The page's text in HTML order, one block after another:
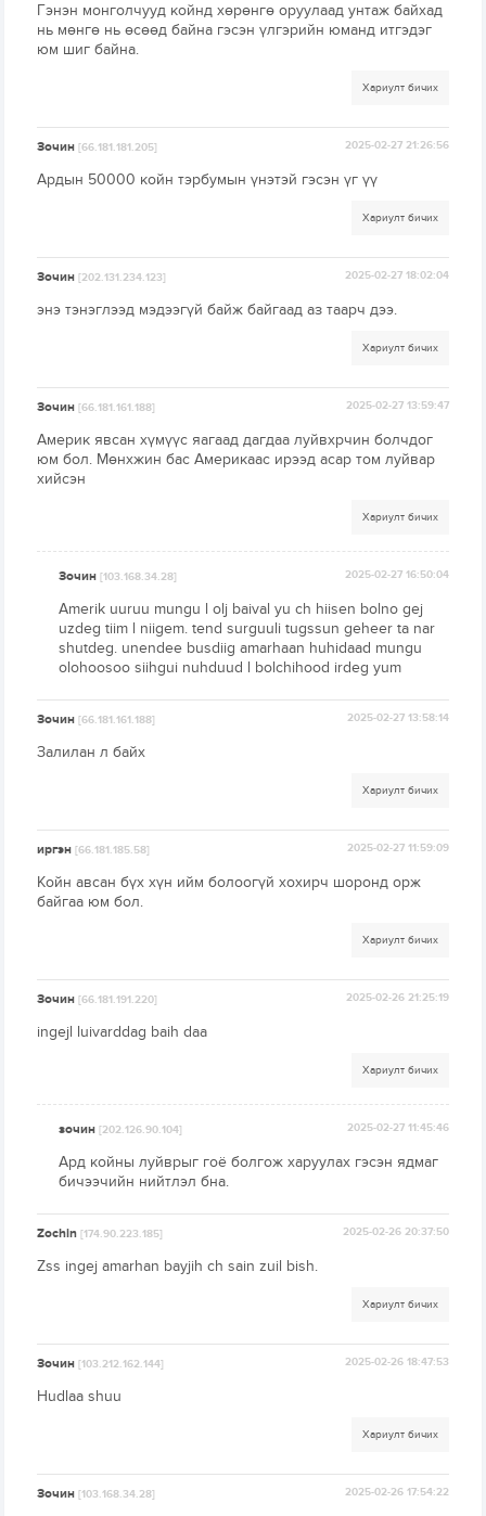
Гэнэн монголчууд койнд хөрөнгө оруулаад унтаж байхад
нь мөнгө нь өсөөд байна гэсэн үлгэрийн юманд итгэдэг
юм шиг байна.
Хариулт бичих
Зочин[66.181.181.205] 2025-02-27 21:26:56
Ардын 50000 койн тэрбумын үнэтэй гэсэн үг үү
Хариулт бичих
Зочин[202.131.234.123] 2025-02-27 18:02:04
энэ тэнэглээд мэдээгүй байж байгаад аз таарч дээ.
Хариулт бичих
Зочин[66.181.161.188] 2025-02-27 13:59:47
Америк явсан хүмүүс яагаад дагдаа луйвхрчин болчдог
юм бол. Мөнхжин бас Америкаас ирээд асар том луйвар
хийсэн
Хариулт бичих
Зочин[103.168.34.28] 2025-02-27 16:50:04
Amerik uuruu mungu l olj baival yu ch hiisen bolno gej
uzdeg tiim l niigem. tend surguuli tugssun geheer ta nar
shutdeg. unendee busdiig amarhaan huhidaad mungu
olohoosoo siihgui nuhduud l bolchihood irdeg yum
Зочин[66.181.161.188] 2025-02-27 13:58:14
Залилан л байх
Хариулт бичих
иргэн[66.181.185.58] 2025-02-27 11:59:09
Койн авсан бүх хүн ийм болоогүй хохирч шоронд орж
байгаа юм бол.
Хариулт бичих
Зочин[66.181.191.220] 2025-02-26 21:25:19
ingejl luivarddag baih daa
Хариулт бичих
зочин[202.126.90.104] 2025-02-27 11:45:46
Ард койны луйврыг гоё болгож харуулах гэсэн ядмаг
бичээчийн нийтлэл бна.
Zochin[174.90.223.185] 2025-02-26 20:37:50
Zss ingej amarhan bayjih ch sain zuil bish.
Хариулт бичих
Зочин[103.212.162.144] 2025-02-26 18:47:53
Hudlaa shuu
Хариулт бичих
Зочин[103.168.34.28] 2025-02-26 17:54:22